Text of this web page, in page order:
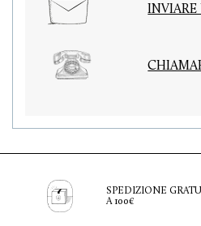
INVIARE
SPEDIZIONE
A 100€